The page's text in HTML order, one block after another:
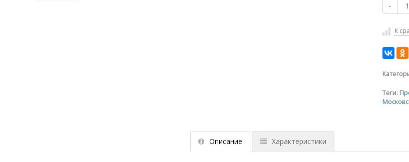
-
К
Теги:
Описание Характеристики